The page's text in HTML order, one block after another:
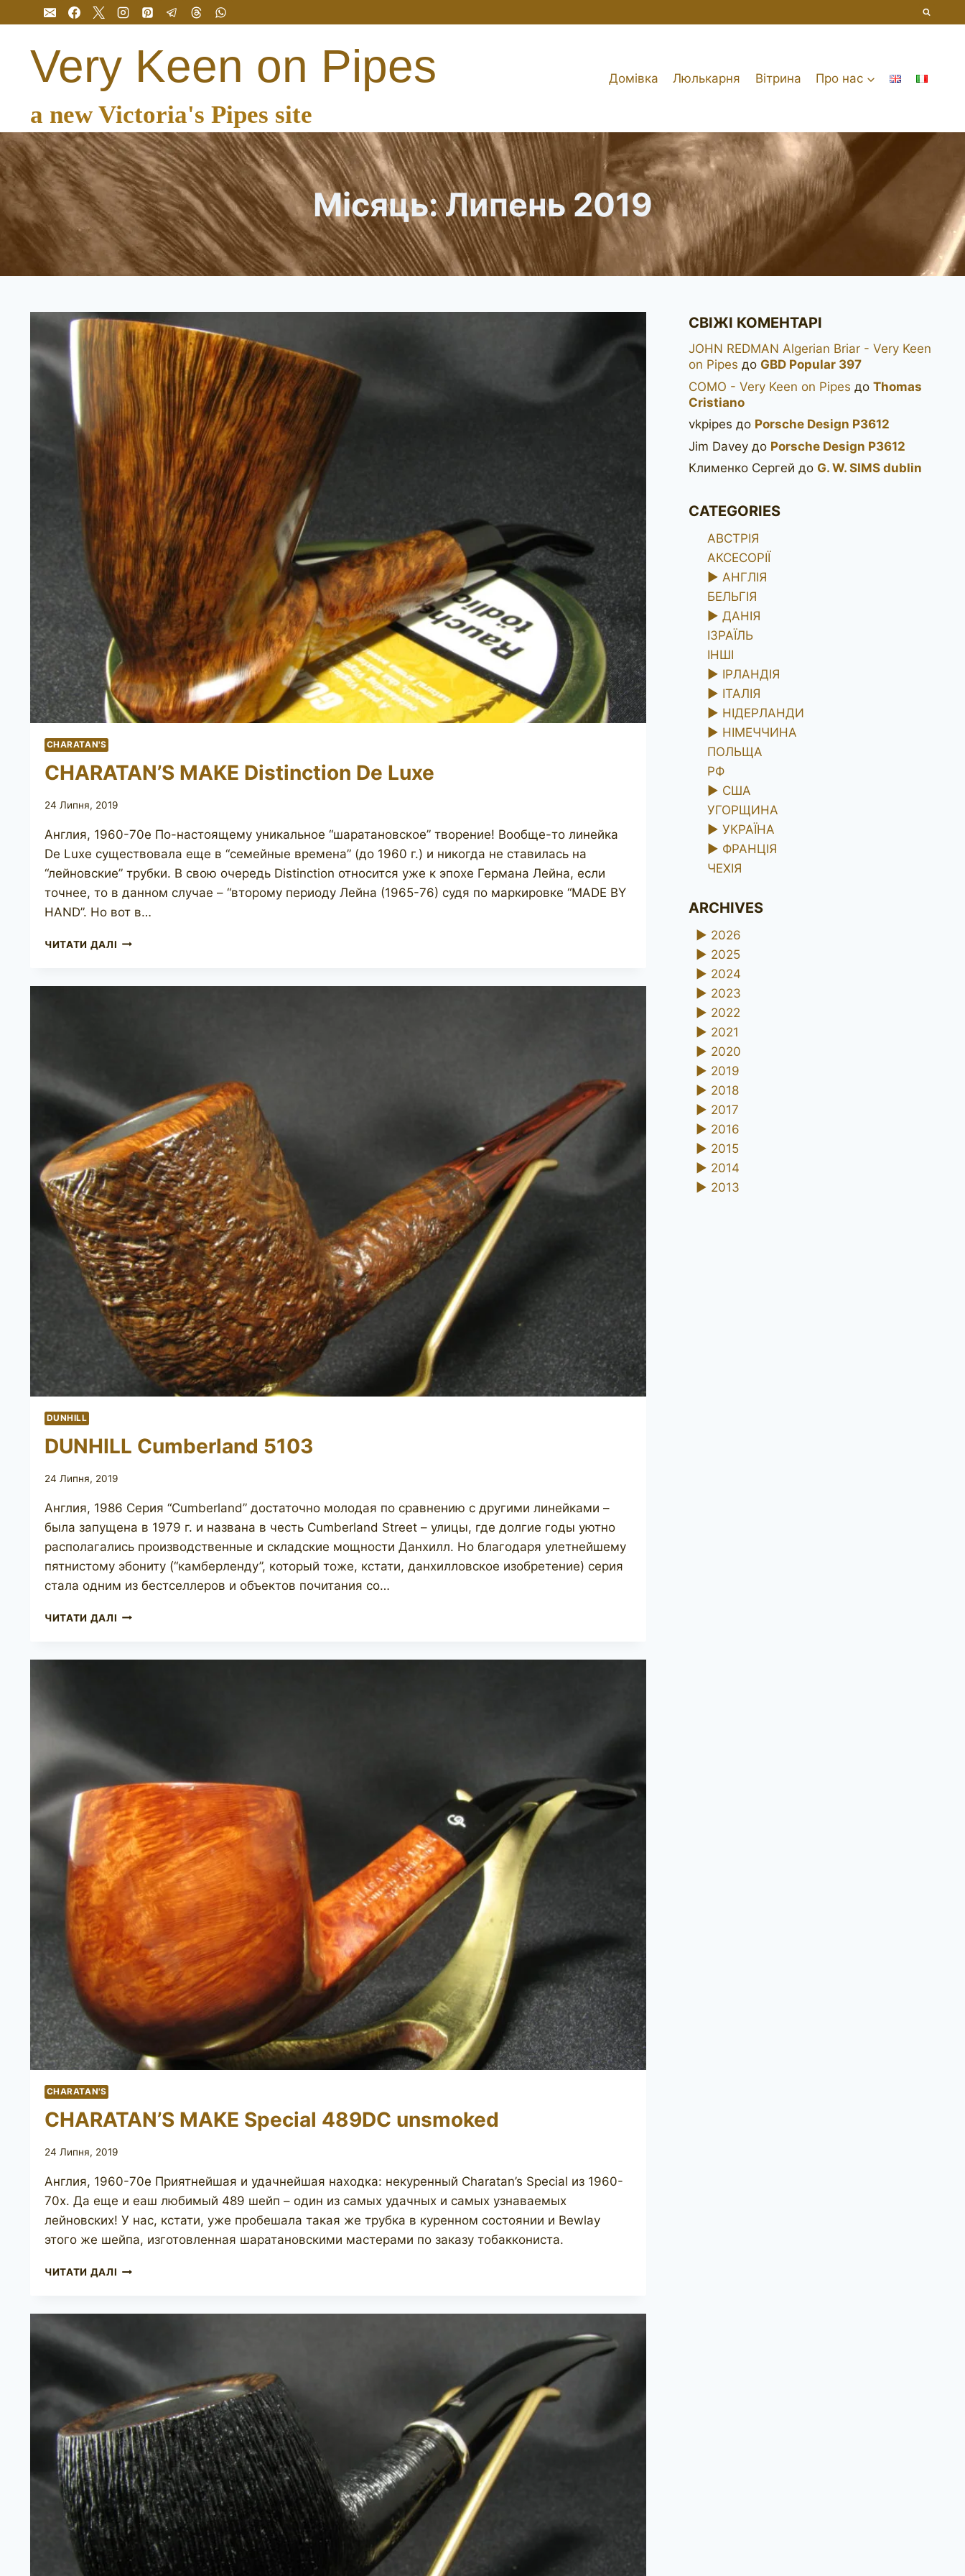
Перейти
до
вмістуVery Keen on Pipes
a new Victoria's Pipes site
Домівка Люлькарня Вітрина Про нас
Місяць: Липень 2019
CHARATAN'S
CHARATAN’S MAKE Distinction De Luxe
24 Липня, 2019
Англия, 1960-70е По-настоящему уникальное “шаратановское” творение! Вообще-то линейка
De Luxe существовала еще в “семейные времена” (до 1960 г.) и никогда не ставилась на
“лейновские” трубки. В свою очередь Distinction относится уже к эпохе Германа Лейна, если
точнее, то в данном случае – “второму периоду Лейна (1965-76) судя по маркировке “MADE BY
HAND”. Но вот в…
ЧИТАТИ ДАЛІ CHARATAN’S
DE
DUNHILL
DUNHILL Cumberland 5103
24 Липня, 2019
Англия, 1986 Серия “Cumberland” достаточно молодая по сравнению с другими линейками –
была запущена в 1979 г. и названа в честь Cumberland Street – улицы, где долгие годы уютно
располагались производственные и складские мощности Данхилл. Но благодаря улетнейшему
пятнистому эбониту (“камберленду”, который тоже, кстати, данхилловское изобретение) серия
стала одним из бестселлеров и объектов почитания со…
ЧИТАТИ ДАЛІ DUNHILL
CHARATAN'S
CHARATAN’S MAKE Special 489DC unsmoked
24 Липня, 2019
Англия, 1960-70е Приятнейшая и удачнейшая находка: некуренный Charatan’s Special из 1960-
70х. Да еще и еаш любимый 489 шейп – один из самых удачных и самых узнаваемых
лейновских! У нас, кстати, уже пробешала такая же трубка в куренном состоянии и Bewlay
этого же шейпа, изготовленная шаратановскими мастерами по заказу тобаккониста.
ЧИТАТИ ДАЛІ CHARATAN’S
489DC
СВІЖІ КОМЕНТАРІ
JOHN REDMAN Algerian Briar - Very Keen
on Pipes до GBD Popular 397
COMO - Very Keen on Pipes до Thomas
Cristiano
vkpipes до Porsche Design P3612
Jim Davey до Porsche Design P3612
Клименко Сергей до G. W. SIMS dublin
CATEGORIES
АВСТРІЯ
АКСЕСОРІЇ
► АНГЛІЯ
БЕЛЬГІЯ
► ДАНІЯ
ІЗРАЇЛЬ
ІНШІ
► ІРЛАНДІЯ
► ІТАЛІЯ
► НІДЕРЛАНДИ
► НІМЕЧЧИНА
ПОЛЬЩА
РФ
► США
УГОРЩИНА
► УКРАЇНА
► ФРАНЦІЯ
ЧЕХІЯ
ARCHIVES
► 2026
► 2025
► 2024
► 2023
► 2022
► 2021
► 2020
► 2019
► 2018
► 2017
► 2016
► 2015
► 2014
► 2013